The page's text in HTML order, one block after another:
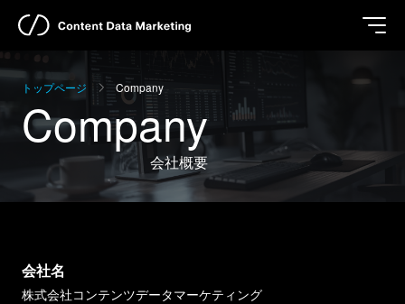
トップページ Company
Company
会社概要
会社名
株式会社コンテンツデータマーケティング